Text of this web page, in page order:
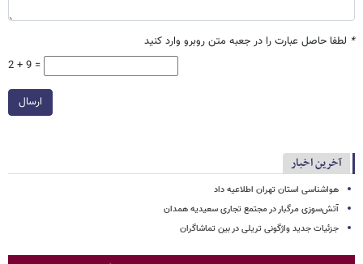
* لطفا حاصل عبارت را در جعبه متن روبرو وارد کنید
2 + 9 =
ارسال
آخرین اخبار
هواشناسی استان تهران اطلاعیه داد
آتش‌سوزی مرگبار در مجتمع تجاری سعیدیه همدان
جزئیات جدید واژگونی تریلی در بین تماشاگران